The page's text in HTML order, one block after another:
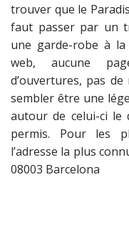
trouver que le
faut passer par un
une garde-robe à
web, aucune
d’ouvertures, pas
sembler être une
autour de celui-ci le
permis. Pour les
l’adresse la plus
08003 Barcelona